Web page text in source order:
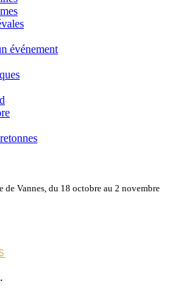
événement
de Vannes, du 18 octobre au 2 novembre